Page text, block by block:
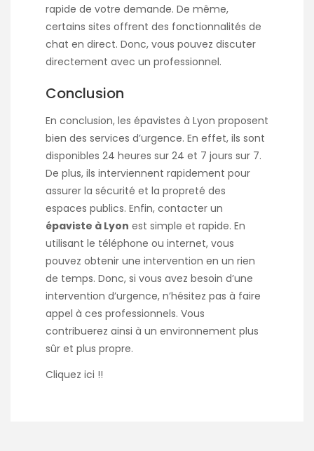
rapide de votre demande. De même,
certains sites offrent des fonctionnalités de
chat en direct. Donc, vous pouvez discuter
directement avec un professionnel.
Conclusion
En conclusion, les épavistes à Lyon proposent
bien des services d’urgence. En effet, ils sont
disponibles 24 heures sur 24 et 7 jours sur 7.
De plus, ils interviennent rapidement pour
assurer la sécurité et la propreté des
espaces publics. Enfin, contacter un
épaviste à Lyon est simple et rapide. En
utilisant le téléphone ou internet, vous
pouvez obtenir une intervention en un rien
de temps. Donc, si vous avez besoin d’une
intervention d’urgence, n’hésitez pas à faire
appel à ces professionnels. Vous
contribuerez ainsi à un environnement plus
sûr et plus propre.
Cliquez ici !!